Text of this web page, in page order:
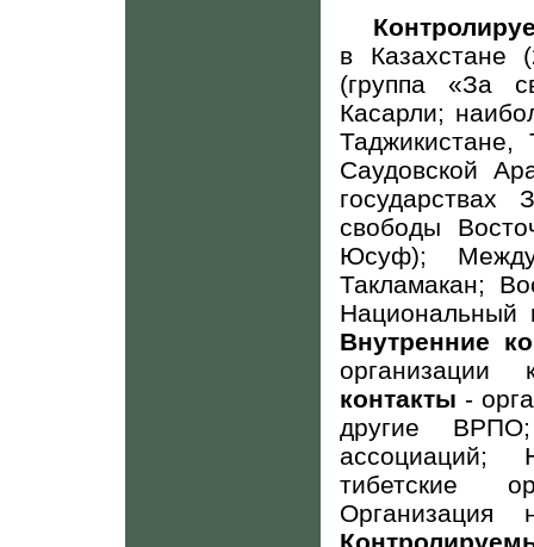
в Казахстане
(группа «За
Касарли;
Таджикистане,
Саудовской
свободы
Юсуф);
Такламакан;
Национальный
Внутренние
организации
контакты -
другие
тибетские
Организация